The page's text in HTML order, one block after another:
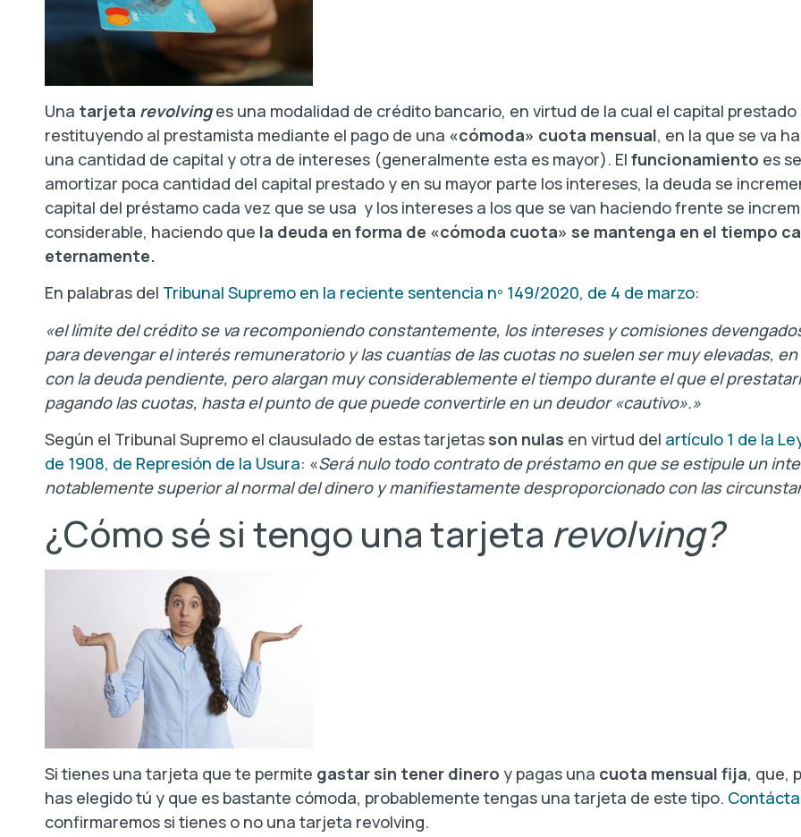
Una tarjeta revolvinges una modalidad de crédito bancario, en virtud de la cual el capital prestado
restituyendo al prestamista mediante el pago de una «cómoda» cuota mensual, en la que se va
una cantidad de capital y otra de intereses (generalmente esta es mayor). El funcionamiento es
amortizar poca cantidad del capital prestado y en su mayor parte los intereses, la deuda se
capital del préstamo cada vez que se usa y los intereses a los que se van haciendo frente se
considerable, haciendo que la deuda en forma de «cómoda cuota» se mantenga en el tiempo
eternamente.
En palabras del Tribunal Supremo en la reciente sentencia nº 149/2020, de 4 de marzo:
«el límite del crédito se va recomponiendo constantemente, los intereses y comisiones
para devengar el interés remuneratorio y las cuantías de las cuotas no suelen ser muy elevadas,
con la deuda pendiente, pero alargan muy considerablemente el tiempo durante el que el
pagando las cuotas, hasta el punto de que puede convertirle en un deudor «cautivo».»
Según el Tribunal Supremo el clausulado de estas tarjetas son nulas en virtud del artículo 1 de la
de 1908, de Represión de la Usura: «Será nulo todo contrato de préstamo en que se estipule un
notablemente superior al normal del dinero y manifiestamente desproporcionado con las
¿Cómo sé si tengo una tarjeta revolving?
Si tienes una tarjeta que te permite gastar sin tener dinero y pagas una cuota mensual fija, que,
has elegido tú y que es bastante cómoda, probablemente tengas una tarjeta de este tipo.
confirmaremos si tienes o no una tarjeta revolving.